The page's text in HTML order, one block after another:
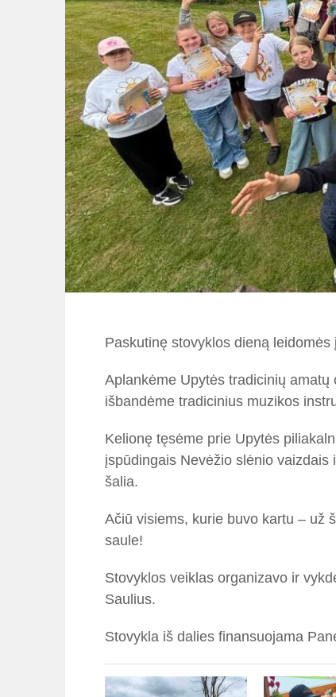
Paskutinę stovyklos dieną
Aplankėme Upytės tradicinių
išbandėme tradicinius muzikos
Kelionę tęsėme prie Upytės
įspūdingais Nevėžio slėnio
šalia.
Ačiū visiems, kurie buvo kartu – už
saule!
Stovyklos veiklas organizavo ir
Saulius.
Stovykla iš dalies finansuojama